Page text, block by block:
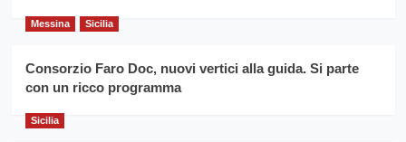
Messina Sicilia
Consorzio Faro Doc, nuovi vertici alla guida. Si parte
con un ricco programma
Sicilia